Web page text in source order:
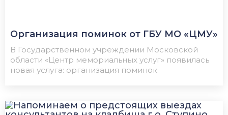
Организация поминок от ГБУ МО «ЦМУ»
В Государственном учреждении Московской
области «Центр мемориальных услуг» появилась
новая услуга: организация поминок